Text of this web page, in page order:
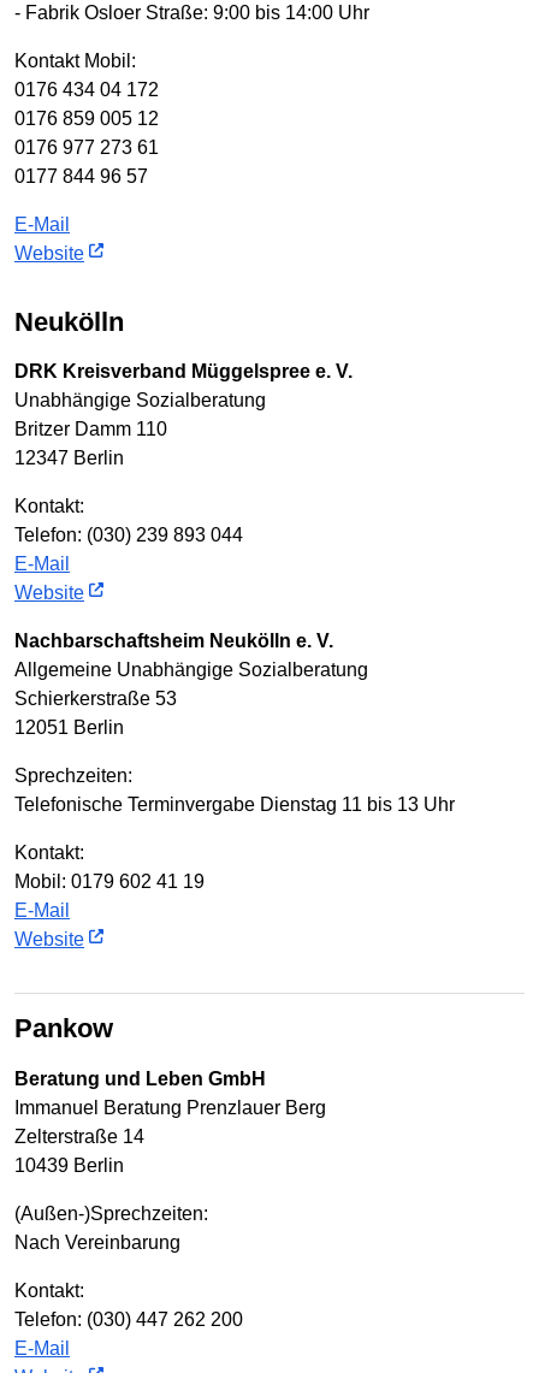
- Fabrik Osloer Straße: 9:00 bis 14:00 Uhr
Kontakt Mobil:
0176 434 04 172
0176 859 005 12
0176 977 273 61
0177 844 96 57
E-Mail
Website
Neukölln
DRK Kreisverband Müggelspree e. V.
Unabhängige Sozialberatung
Britzer Damm 110
12347 Berlin
Kontakt:
Telefon: (030) 239 893 044
E-Mail
Website
Nachbarschaftsheim Neukölln e. V.
Allgemeine Unabhängige Sozialberatung
Schierkerstraße 53
12051 Berlin
Sprechzeiten:
Telefonische Terminvergabe Dienstag 11 bis 13 Uhr
Kontakt:
Mobil: 0179 602 41 19
E-Mail
Website
Pankow
Beratung und Leben GmbH
Immanuel Beratung Prenzlauer Berg
Zelterstraße 14
10439 Berlin
(Außen-)Sprechzeiten:
Nach Vereinbarung
Kontakt:
Telefon: (030) 447 262 200
E-Mail